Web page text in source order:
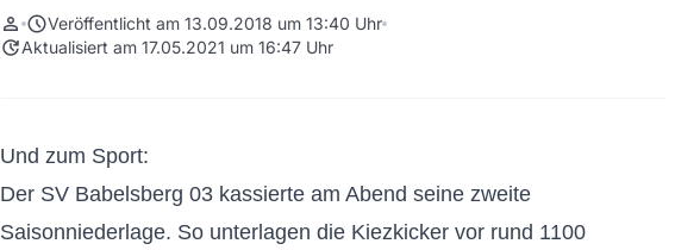
person scheduleVeröffentlicht am 13.09.2018 um 13:40 Uhr
updateAktualisiert am 17.05.2021 um 16:47 Uhr
Und zum Sport:
Der SV Babelsberg 03 kassierte am Abend seine zweite
Saisonniederlage. So unterlagen die Kiezkicker vor rund 1100